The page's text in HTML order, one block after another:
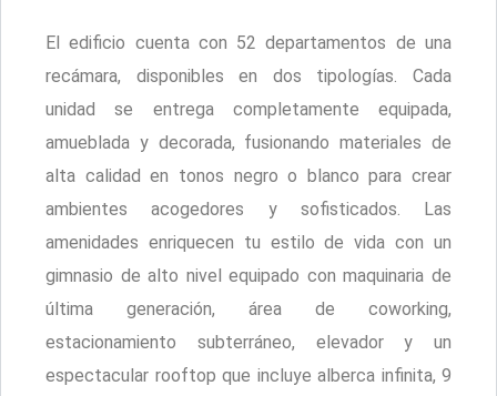
El edificio cuenta con 52 departamentos de una
recámara, disponibles en dos tipologías. Cada
unidad se entrega completamente equipada,
amueblada y decorada, fusionando materiales de
alta calidad en tonos negro o blanco para crear
ambientes acogedores y sofisticados. Las
amenidades enriquecen tu estilo de vida con un
gimnasio de alto nivel equipado con maquinaria de
última generación, área de coworking,
estacionamiento subterráneo, elevador y un
espectacular rooftop que incluye alberca infinita, 9